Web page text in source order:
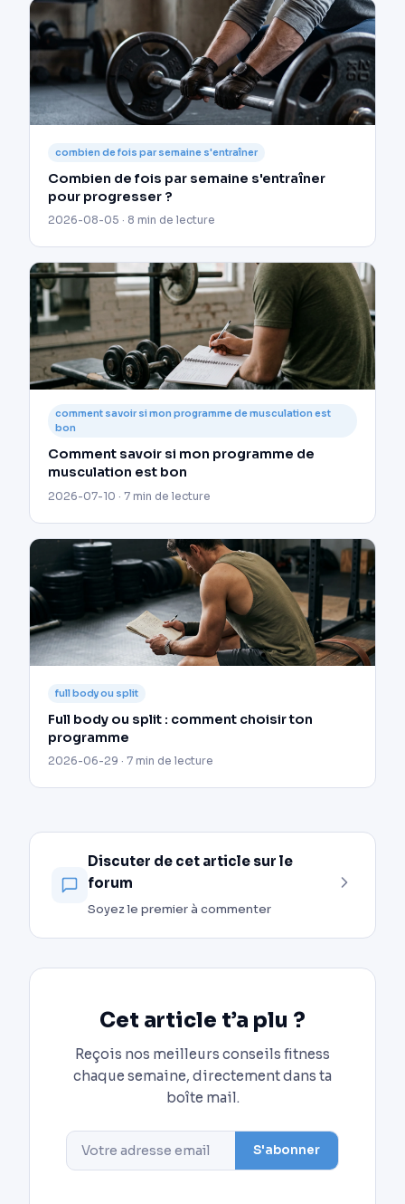
combien de fois par semaine s'entraîner
Combien de fois par semaine s'entraîner
pour progresser ?
2026-08-05 · 8 min de lecture
comment savoir si mon programme de musculation est
bon
Comment savoir si mon programme de
musculation est bon
2026-07-10 · 7 min de lecture
full body ou split
Full body ou split : comment choisir ton
programme
2026-06-29 · 7 min de lecture
Discuter de cet article sur le
forum
Soyez le premier à commenter
Cet article t’a plu ?
Reçois nos meilleurs conseils fitness
chaque semaine, directement dans ta
boîte mail.
S'abonner